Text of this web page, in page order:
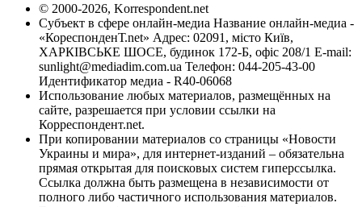
© 2000-2026, Korrespondent.net
Субъект в сфере онлайн-медиа Название онлайн-медиа -
«КореспонденТ.net» Адрес: 02091, місто Київ,
ХАРКІВСЬКЕ ШОСЕ, будинок 172-Б, офіс 208/1 E-mail:
sunlight@mediadim.com.ua Телефон: 044-205-43-00
Идентификатор медиа - R40-06068
Использование любых материалов, размещённых на
сайте, разрешается при условии ссылки на
Корреспондент.net.
При копировании материалов со страницы «Новости
Украины и мира», для интернет-изданий – обязательна
прямая открытая для поисковых систем гиперссылка.
Ссылка должна быть размещена в независимости от
полного либо частичного использования материалов.